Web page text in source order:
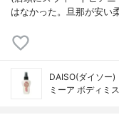
はなかった。旦那が安い
DAISO(ダイソー)
ミーア ボディミ